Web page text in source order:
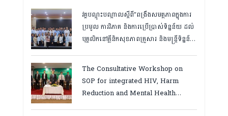
វគ្គបណ្ដុះបណ្ដាលស្តីពី”ពង្រឹងសមត្ថភាពក្នុងការ
ប្រមូល ការវិភាគ និងការប្រើប្រាស់ទិន្នន័យ ដល់
បុគ្គលិកនៅគ្លីនិកសុខភាពគ្រួសារ និងមន្ត្រីទិន្នន័យ
ឆ្នាំ២០២៦
The Consultative Workshop on
SOP for integrated HIV, Harm
Reduction and Mental Health